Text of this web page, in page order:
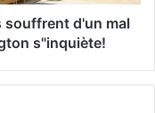
souffrent d'un mal
s"inquiète!